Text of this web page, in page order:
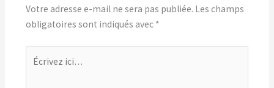
Votre adresse e-mail ne sera pas publiée. Les champs
obligatoires sont indiqués avec *
ici…